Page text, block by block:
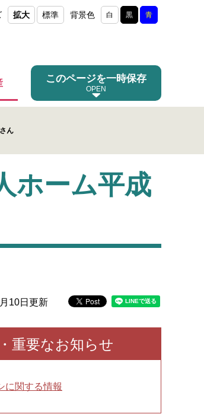
拡大 標準 背景色 白 黒 青
このページを一時保存
ん
ホーム平成
10日更新
重要なお知らせ
に関する情報